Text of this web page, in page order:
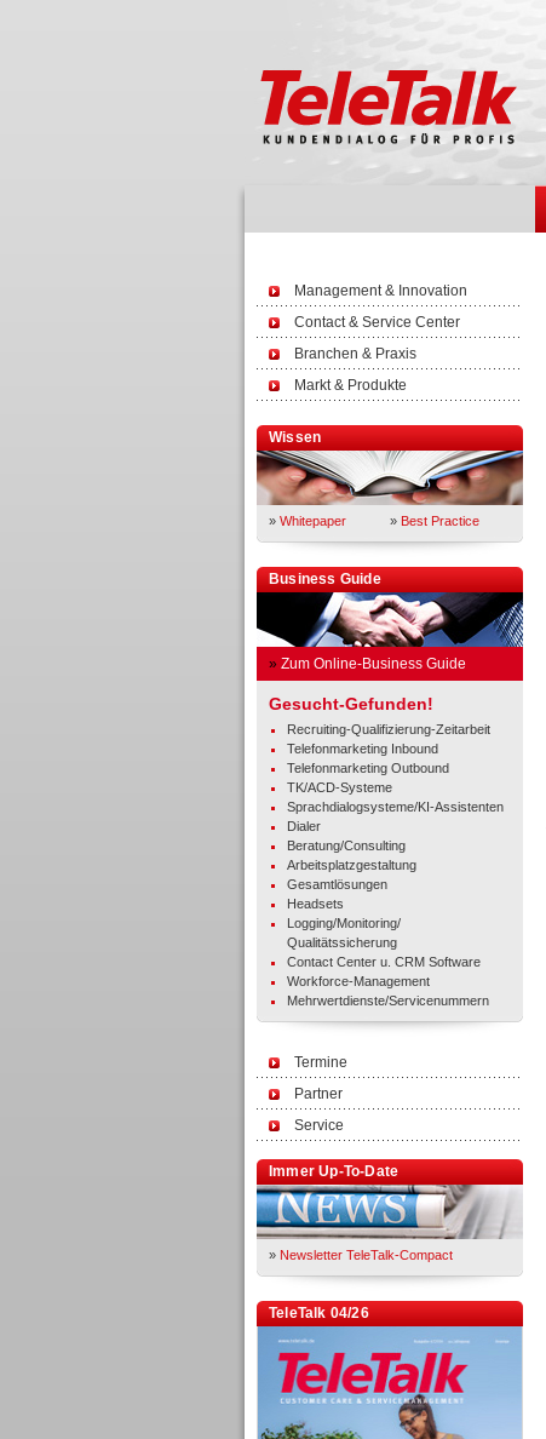
Management & Innovation
Contact & Service Center
Branchen & Praxis
Markt & Produkte
Wissen
» Whitepaper » Best Practice
Business Guide
» Zum Online-Business Guide
Gesucht-Gefunden!
Recruiting-Qualifizierung-Zeitarbeit
Telefonmarketing Inbound
Telefonmarketing Outbound
TK/ACD-Systeme
Sprachdialogsysteme/KI-Assistenten
Dialer
Beratung/Consulting
Arbeitsplatzgestaltung
Gesamtlösungen
Headsets
Logging/Monitoring/
Qualitätssicherung
Contact Center u. CRM Software
Workforce-Management
Mehrwertdienste/Servicenummern
Termine
Partner
Service
Immer Up-To-Date
» Newsletter TeleTalk-Compact
TeleTalk 04/26